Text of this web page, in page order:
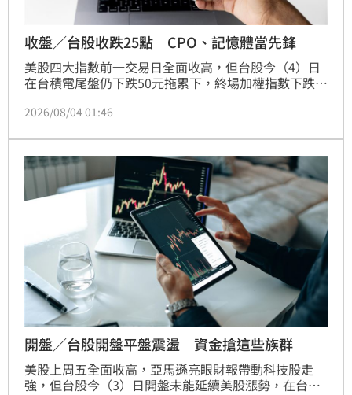
收盤／台股收跌25點 CPO、記憶體當先鋒
美股四大指數前一交易日全面收高，但台股今（4）日
在台積電尾盤仍下跌50元拖累下，終場加權指數下跌
1兆362.81億元；不過代表中小型股的櫃買指數逆勢走
交金額1,613.96億元，呈現「權值股休息、中小型股接
棒」的輪動格局。
2026/08/04 01:46
開盤／台股開盤平盤震盪 資金搶這些族群
美股上周五全面收高，亞馬遜亮眼財報帶動科技股走
強，但台股今（3）日開盤未能延續美股漲勢，在台積